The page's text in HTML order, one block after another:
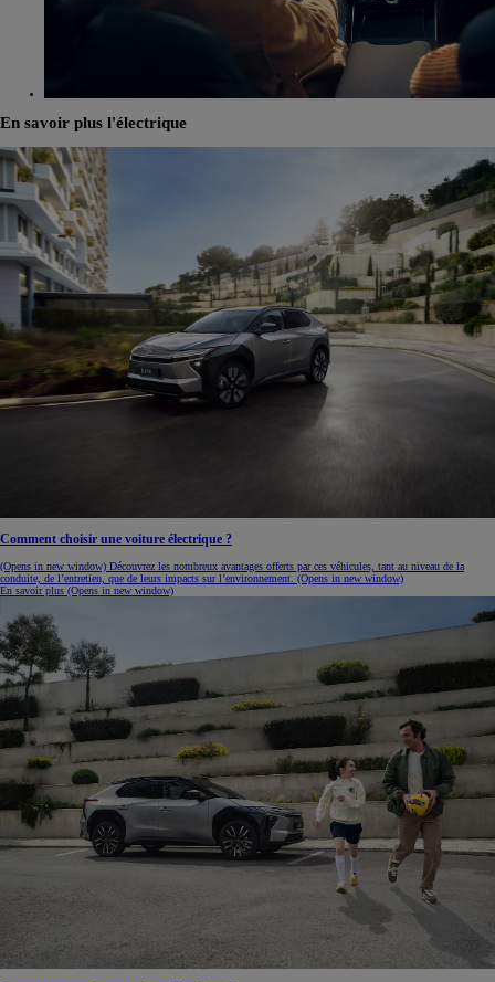
En savoir plus l'électrique
Comment choisir une voiture électrique ?
(Opens in new window) Découvrez les nombreux avantages offerts par ces véhicules, tant au niveau de la
conduite, de l’entretien, que de leurs impacts sur l’environnement. (Opens in new window)
En savoir plus (Opens in new window)